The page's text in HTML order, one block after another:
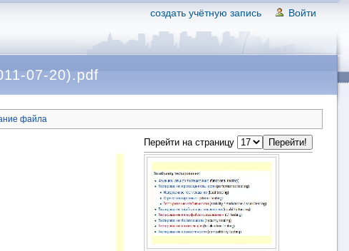
создать учётную запись Войти
07-20).pdf
файла
Перейти на страницу